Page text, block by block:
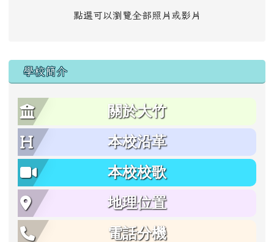
點選可以瀏覽全部照片或影片
學校簡介
關於大竹
本校沿革
本校校歌
地理位置
電話分機